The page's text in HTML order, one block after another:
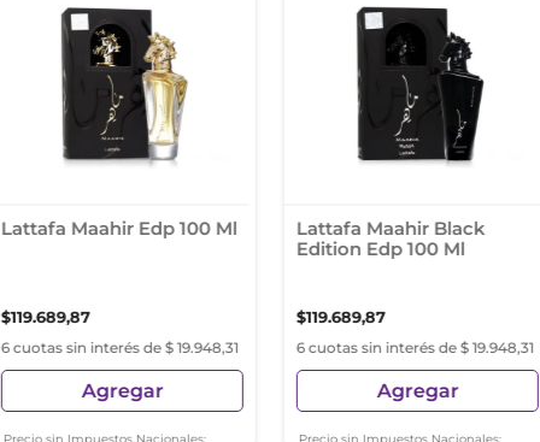
Lattafa Maahir Edp 100 Ml
$119.689,87
6 cuotas sin interés de $ 19.948,31
Agregar
Lattafa Maahir Black
Edition Edp 100 Ml
$119.689,87
6 cuotas sin interés de $ 19.948,31
Agregar